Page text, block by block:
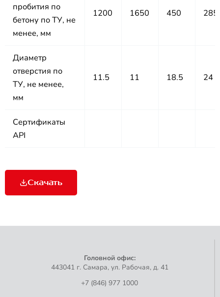
пробития по
бетону по ТУ, не
менее, мм
1200 1650 450 285
Диаметр
отверстия по
ТУ, не менее,
мм
11.5 11 18.5 24
Сертификаты
API
Скачать
Головной офис:
443041 г. Самара, ул. Рабочая, д. 41
+7 (846) 977 1000